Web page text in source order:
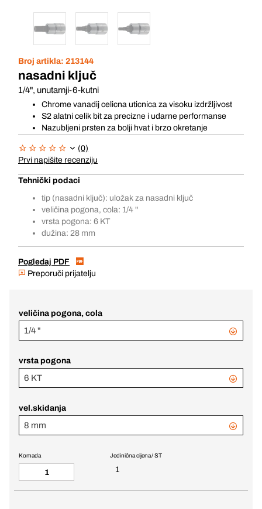
Broj artikla: 213144
nasadni ključ
1/4", unutarnji-6-kutni
Chrome vanadij celicna uticnica za visoku izdržljivost
S2 alatni celik bit za precizne i udarne performanse
Nazubljeni prsten za bolji hvat i brzo okretanje
(0)
Prvi napišite recenziju
Tehnički podaci
tip (nasadni ključ): uložak za nasadni ključ
veličina pogona, cola: 1/4 "
vrsta pogona: 6 KT
dužina: 28 mm
Pogledaj PDF
Preporuči prijatelju
veličina pogona, cola
1/4 "
vrsta pogona
6 KT
vel.skidanja
8 mm
Jedinična cijena / ST
1
Komada